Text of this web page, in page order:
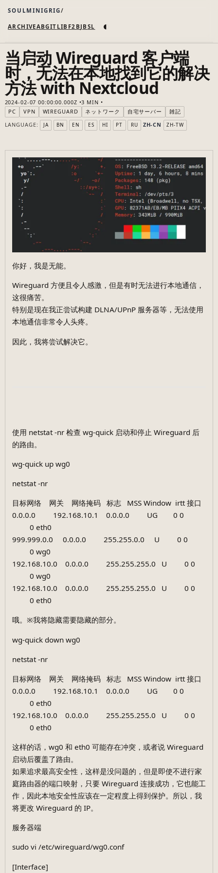
SOULMINIGRIG
ARCHIVEABGIT LIB F2B JB SL ◐
当启动 Wireguard 客户端
时，无法在本地找到它的解决
方法 with Nextcloud
2024-02-07 00:00:00.000Z
3 MIN
PC
VPN WIREGUARD ネットワーク 自宅サーバー
雑記
LANGUAGE:
JA BN EN ES HI PT RU ZH-CN ZH-TW
你好，我是无能。
Wireguard 方便且令人感激，但是有时无法进行本地通信，
这很痛苦。
特别是现在我正尝试构建 DLNA/UPnP 服务器等，无法使用
本地通信非常令人头疼。
因此，我将尝试解决它。
使用 netstat -nr 检查 wg-quick 启动和停止 Wireguard 后
的路由。
wg-quick up wg0
netstat -nr
目标网络 网关 网络掩码 标志 MSS Window irtt 接口
0.0.0.0 192.168.10.1 0.0.0.0 UG 0 0
0 eth0
999.999.0.0 0.0.0.0 255.255.0.0 U 0 0
0 wg0
192.168.10.0 0.0.0.0 255.255.255.0 U 0 0
0 wg0
192.168.10.0 0.0.0.0 255.255.255.0 U 0 0
0 eth0
哦。※我将隐藏需要隐藏的部分。
wg-quick down wg0
netstat -nr
目标网络 网关 网络掩码 标志 MSS Window irtt 接口
0.0.0.0 192.168.10.1 0.0.0.0 UG 0 0
0 eth0
192.168.10.0 0.0.0.0 255.255.255.0 U 0 0
0 eth0
这样的话，wg0 和 eth0 可能存在冲突，或者说 Wireguard
启动后覆盖了路由。
如果追求最高安全性，这样是没问题的，但是即使不进行家
庭路由器的端口映射，只要 Wireguard 连接成功，它也能工
作，因此本地安全性应该在一定程度上得到保护。所以，我
将更改 Wireguard 的 IP。
服务器端
sudo vi /etc/wireguard/wg0.conf
[Interface]